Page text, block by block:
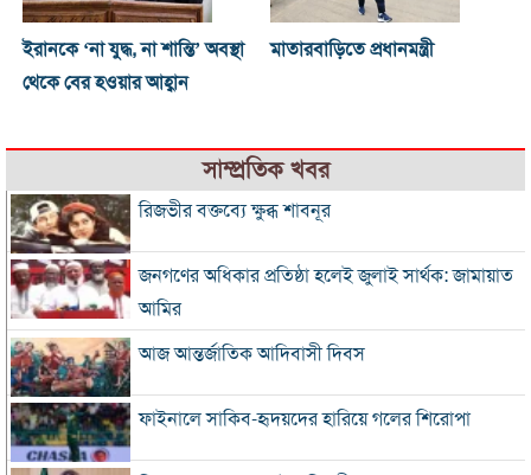
ইরানকে ‘না যুদ্ধ, না শান্তি’ অবস্থা
থেকে বের হওয়ার আহ্বান
মাতারবাড়িতে প্রধানমন্ত্রী
সাম্প্রতিক খবর
রিজভীর বক্তব্যে ক্ষুব্ধ শাবনূর
জনগণের অধিকার প্রতিষ্ঠা হলেই জুলাই সার্থক: জামায়াত
আমির
আজ আন্তর্জাতিক আদিবাসী দিবস
ফাইনালে সাকিব-হৃদয়দের হারিয়ে গলের শিরোপা